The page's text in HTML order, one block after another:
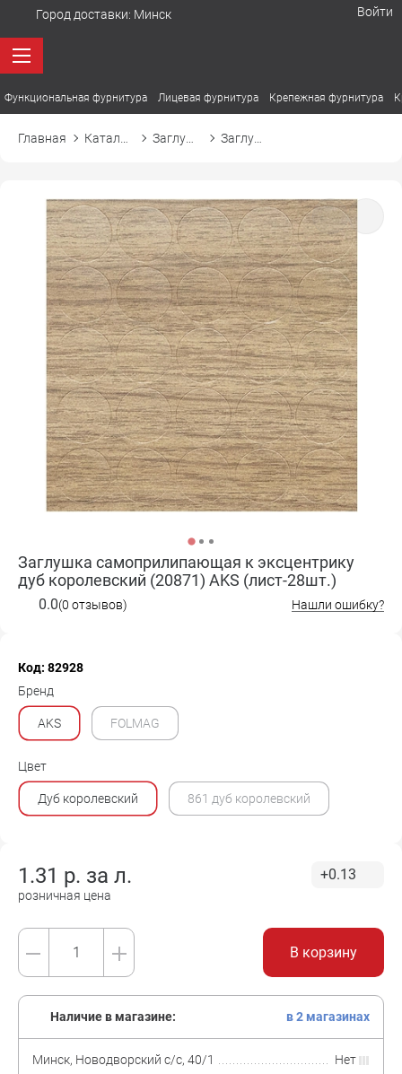
Город доставки: Минск Войти
Функциональная фурнитура Лицевая фурнитура Крепежная фурнитура
Главная
Заглушка самоприлипающая к эксцентрику
дуб королевский (20871) AKS (лист-28шт.)
0.0(0 отзывов) Нашли ошибку?
Код: 82928
Бренд
AKS FOLMAG
Цвет
Дуб королевский 861 дуб королевский
1.31 р. за л.
розничная цена
+0.13
В корзину
Наличие в магазине: в 2 магазинах
Минск, Новодворский с/с, 40/1
Нет